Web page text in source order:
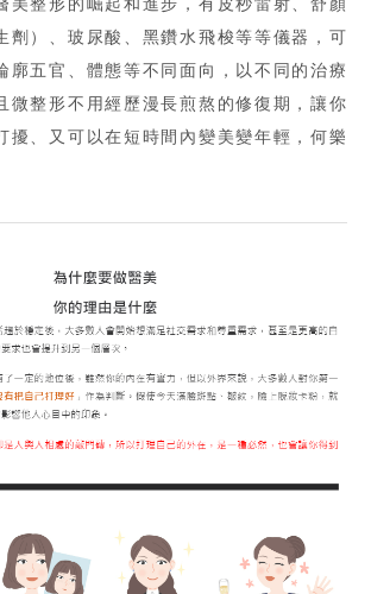
劑）、玻尿酸、黑鑽水飛梭等等儀器，可
廓五官、體態等不同面向，以不同的治療
微整形不用經歷漫長煎熬的修復期，讓你
擾、又可以在短時間內變美變年輕，何樂